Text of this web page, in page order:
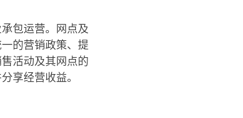
包运营。网点及
的营销政策、提
活动及其网点的
享经营收益。